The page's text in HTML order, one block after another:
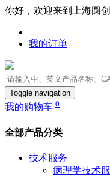
你好，欢迎来到上海圆
我的订单
Toggle navigation
我的购物车 0
全部产品分类
技术服务
病理学技术